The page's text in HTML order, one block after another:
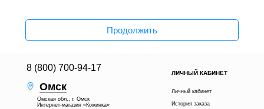
Продолжить
8 (800) 700-94-17
Омск
Омская обл., г. Омск
Интернет-магазин «Кожинка»
ЛИЧНЫЙ КАБИНЕТ
Личный кабинет
История заказа